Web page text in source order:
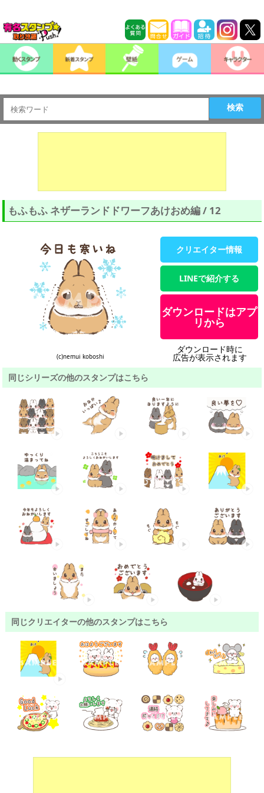
検索
もふもふ ネザーランドドワーフあけおめ編 / 12
(c)nemui koboshi
クリエイター情報
LINEで紹介する
ダウンロードはアプ
リから
ダウンロード時に
広告が表示されます
同じシリーズの他のスタンプはこちら
同じクリエイターの他のスタンプはこちら